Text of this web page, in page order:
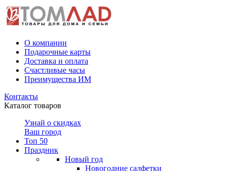
О компании
Подарочные карты
Доставка и оплата
Счастливые часы
Преимущества ИМ
Контакты
Каталог товаров
Узнай о скидках
Ваш город
Топ 50
Праздник
Новый год
Новогодние салфетки